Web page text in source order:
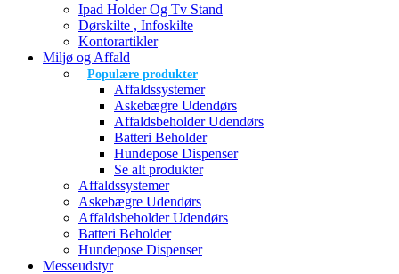
Ipad Holder Og Tv Stand
Dørskilte , Infoskilte
Kontorartikler
Miljø og Affald
Populære produkter
Affaldssystemer
Askebægre Udendørs
Affaldsbeholder Udendørs
Batteri Beholder
Hundepose Dispenser
Se alt produkter
Affaldssystemer
Askebægre Udendørs
Affaldsbeholder Udendørs
Batteri Beholder
Hundepose Dispenser
Messeudstyr